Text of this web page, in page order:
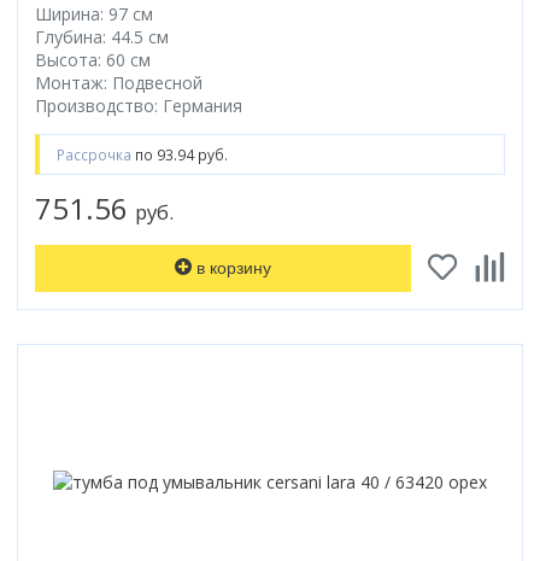
Ширина: 97 см
Глубина: 44.5 см
Высота: 60 см
Монтаж: Подвесной
Производство: Германия
Рассрочка по 93.94 руб.
751.56 руб.
в корзину